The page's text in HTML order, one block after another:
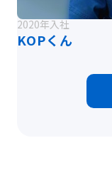
2020年入社
KOPくん